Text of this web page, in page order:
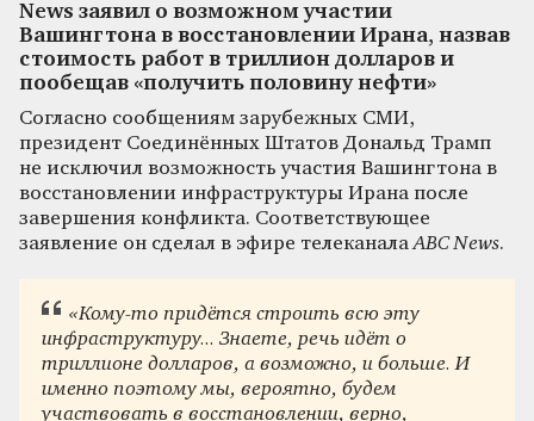
News заявил о возможном участии
Вашингтона в восстановлении Ирана, назвав
стоимость работ в триллион долларов и
пообещав «получить половину нефти»
Согласно сообщениям зарубежных СМИ,
президент Соединённых Штатов Дональд Трамп
не исключил возможность участия Вашингтона в
восстановлении инфраструктуры Ирана после
завершения конфликта. Соответствующее
заявление он сделал в эфире телеканалаABC News.
«Кому-то придётся строить всю эту
инфраструктуру... Знаете, речь идёт о
триллионе долларов, а возможно, и больше. И
именно поэтому мы, вероятно, будем
участвовать в восстановлении, верно,